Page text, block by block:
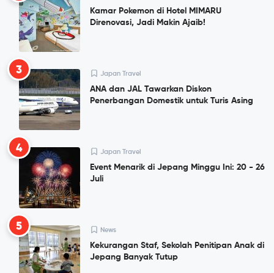
Kamar Pokemon di Hotel MIMARU
Direnovasi, Jadi Makin Ajaib!
3 Japan Travel
ANA dan JAL Tawarkan Diskon
Penerbangan Domestik untuk Turis Asing
4 Japan Travel
Event Menarik di Jepang Minggu Ini: 20 - 26
Juli
5 News
Kekurangan Staf, Sekolah Penitipan Anak di
Jepang Banyak Tutup